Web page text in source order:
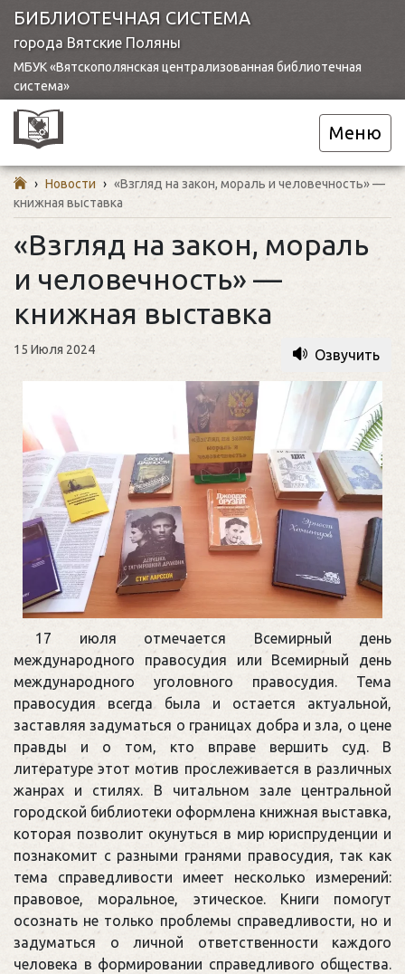
БИБЛИОТЕЧНАЯ СИСТЕМА
города Вятские Поляны
МБУК «Вятскополянская централизованная библиотечная
система»
Меню
› Новости › «Взгляд на закон, мораль и человечность» —
книжная выставка
«Взгляд на закон, мораль
и человечность» —
книжная выставка
15 Июля 2024 Озвучить
17 июля отмечается Всемирный день
международного правосудия или Всемирный день
международного уголовного правосудия. Тема
правосудия всегда была и остается актуальной,
заставляя задуматься о границах добра и зла, о цене
правды и о том, кто вправе вершить суд. В
литературе этот мотив прослеживается в различных
жанрах и стилях. В читальном зале центральной
городской библиотеки оформлена книжная выставка,
которая позволит окунуться в мир юриспруденции и
познакомит с разными гранями правосудия, так как
тема справедливости имеет несколько измерений:
правовое, моральное, этическое. Книги помогут
осознать не только проблемы справедливости, но и
задуматься о личной ответственности каждого
человека в формировании справедливого общества.